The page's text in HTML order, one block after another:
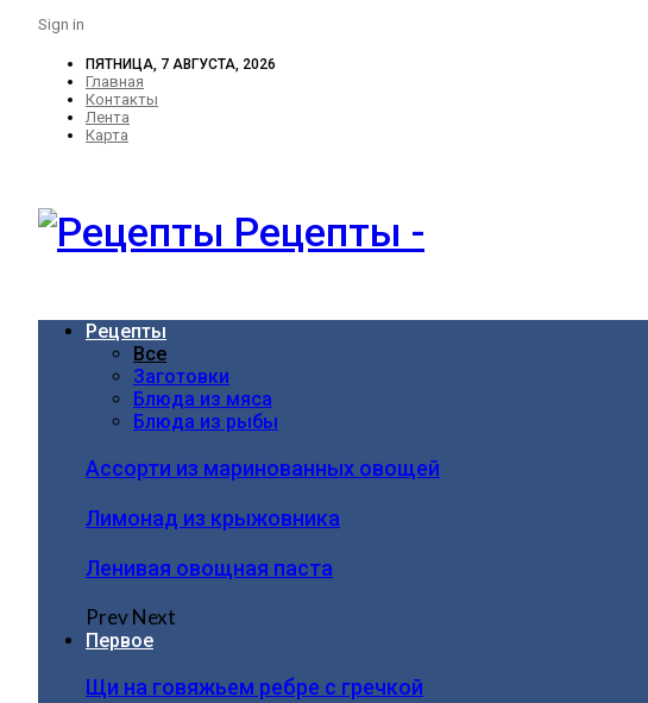
Sign in
ПЯТНИЦА, 7 АВГУСТА, 2026
Главная
Контакты
Лента
Карта
Рецепты -
Рецепты
Все
Заготовки
Блюда из мяса
Блюда из рыбы
Ассорти из маринованных овощей
Лимонад из крыжовника
Ленивая овощная паста
PrevNext
Первое
Щи на говяжьем ребре с гречкой